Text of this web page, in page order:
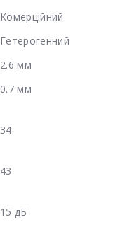
Комерційний
Гетерогенний
2.6 мм
0.7 мм
34
43
15 дБ